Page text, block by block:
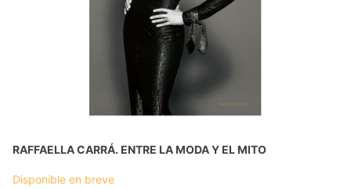
RAFFAELLA CARRÁ. ENTRE LA MODA Y EL MITO
Disponible en breve